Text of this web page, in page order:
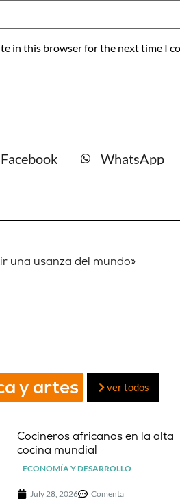
in this browser for the next time I
Facebook WhatsApp
una usanza del mundo»
y artes ver todos
Cocineros africanos en la alta
cocina mundial
ECONOMÍA Y DESARROLLO
July 28, 2026 Comenta